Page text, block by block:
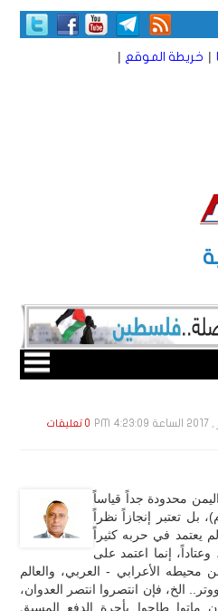
| خريطة الموقع |
0 تعليقات
محدودة جداً قياساً
للعدوان (3 أعوام)، بل تعتبر إنجازاً نظراً
لم يعتمد في حربه كثيراً
إنما اعتمد على
محيطه الأعرابي - العربي، والعالم
الخ، فإن انتصروا انتصر العدوان،
طاحوا بأجرة الدفع المسبق